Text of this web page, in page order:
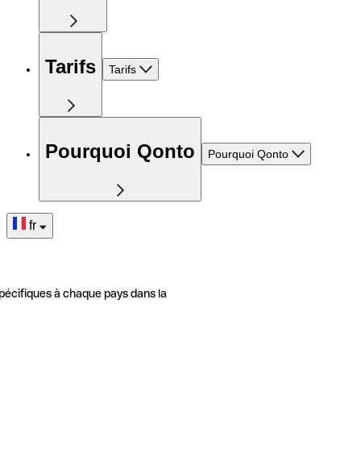
Tarifs Tarifs
Pourquoi Qonto Pourquoi Qonto
fr
à chaque pays dans la